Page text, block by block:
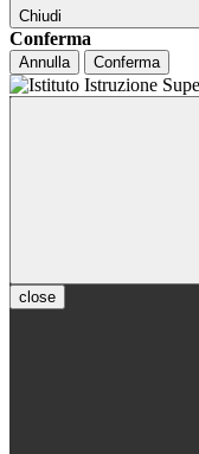
Chiudi
Conferma
Annulla Conferma
close